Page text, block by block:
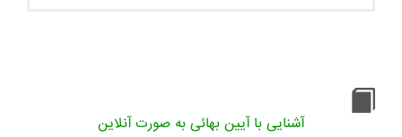
آشنایی با آیین بهائی به صورت آنلاین